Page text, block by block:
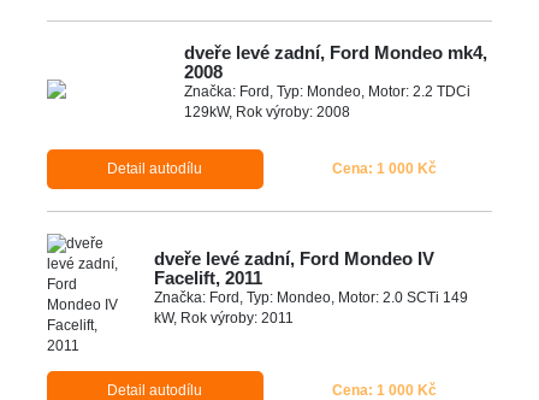
dveře levé zadní, Ford Mondeo mk4,
2008
Značka: Ford, Typ: Mondeo, Motor: 2.2 TDCi
129kW, Rok výroby: 2008
Detail autodílu Cena: 1 000 Kč
dveře levé zadní, Ford Mondeo IV
Facelift, 2011
Značka: Ford, Typ: Mondeo, Motor: 2.0 SCTi 149
kW, Rok výroby: 2011
Detail autodílu Cena: 1 000 Kč